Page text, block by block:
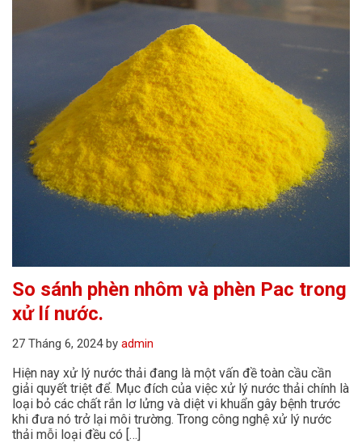
So sánh phèn nhôm và phèn Pac trong
xử lí nước.
27 Tháng 6, 2024by admin
Hiện nay xử lý nước thải đang là một vấn đề toàn cầu cần
giải quyết triệt để. Mục đích của việc xử lý nước thải chính là
loại bỏ các chất rắn lơ lửng và diệt vi khuẩn gây bệnh trước
khi đưa nó trở lại môi trường. Trong công nghệ xử lý nước
thải mỗi loại đều có […]